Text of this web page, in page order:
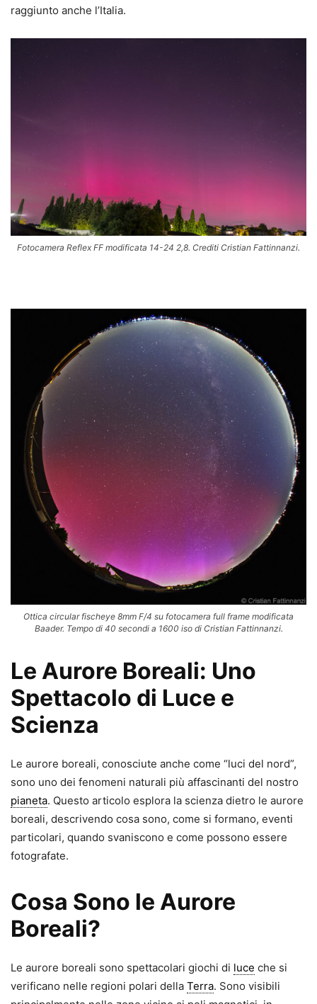
raggiunto anche l’Italia.
Fotocamera Reflex FF modificata 14-24 2,8. Crediti Cristian Fattinnanzi.
Ottica circular fischeye 8mm F/4 su fotocamera full frame modificata
Baader. Tempo di 40 secondi a 1600 iso di Cristian Fattinnanzi.
Le Aurore Boreali: Uno
Spettacolo di Luce e
Scienza
Le aurore boreali, conosciute anche come “luci del nord”,
sono uno dei fenomeni naturali più affascinanti del nostro
pianeta. Questo articolo esplora la scienza dietro le aurore
boreali, descrivendo cosa sono, come si formano, eventi
particolari, quando svaniscono e come possono essere
fotografate.
Cosa Sono le Aurore
Boreali?
Le aurore boreali sono spettacolari giochi di luce che si
verificano nelle regioni polari della Terra. Sono visibili